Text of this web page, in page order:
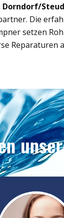
Die
setzen
Reparaturen